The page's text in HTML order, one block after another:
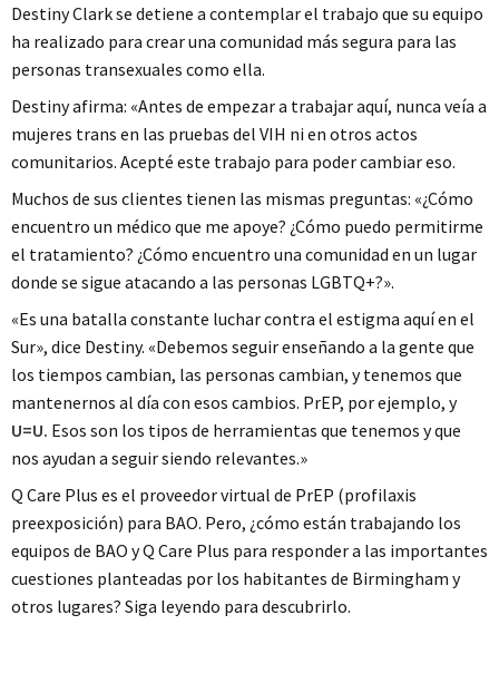
Destiny Clark se detiene a contemplar el trabajo que su equipo
ha realizado para crear una comunidad más segura para las
personas transexuales como ella.
Destiny afirma: «Antes de empezar a trabajar aquí, nunca veía a
mujeres trans en las pruebas del VIH ni en otros actos
comunitarios. Acepté este trabajo para poder cambiar eso.
Muchos de sus clientes tienen las mismas preguntas: «¿Cómo
encuentro un médico que me apoye? ¿Cómo puedo permitirme
el tratamiento? ¿Cómo encuentro una comunidad en un lugar
donde se sigue atacando a las personas LGBTQ+?».
«Es una batalla constante luchar contra el estigma aquí en el
Sur», dice Destiny. «Debemos seguir enseñando a la gente que
los tiempos cambian, las personas cambian, y tenemos que
mantenernos al día con esos cambios. PrEP, por ejemplo, y
U=U. Esos son los tipos de herramientas que tenemos y que
nos ayudan a seguir siendo relevantes.»
Q Care Plus es el proveedor virtual de PrEP (profilaxis
preexposición) para BAO. Pero, ¿cómo están trabajando los
equipos de BAO y Q Care Plus para responder a las importantes
cuestiones planteadas por los habitantes de Birmingham y
otros lugares? Siga leyendo para descubrirlo.